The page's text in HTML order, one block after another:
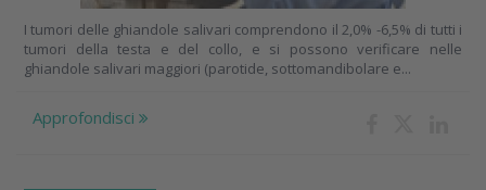
I tumori delle ghiandole salivari comprendono il 2,0% -6,5% di tutti i
tumori della testa e del collo, e si possono verificare nelle
ghiandole salivari maggiori (parotide, sottomandibolare e...
Approfondisci